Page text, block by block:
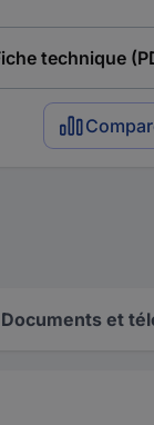
technique
Documents et